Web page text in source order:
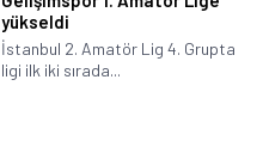
yükseldi
İstanbul 2. Amatör Lig 4. Grupta
ligi ilk iki sırada...